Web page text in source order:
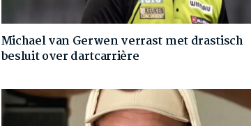
Michael van Gerwen verrast met drastisch
besluit over dartcarrière